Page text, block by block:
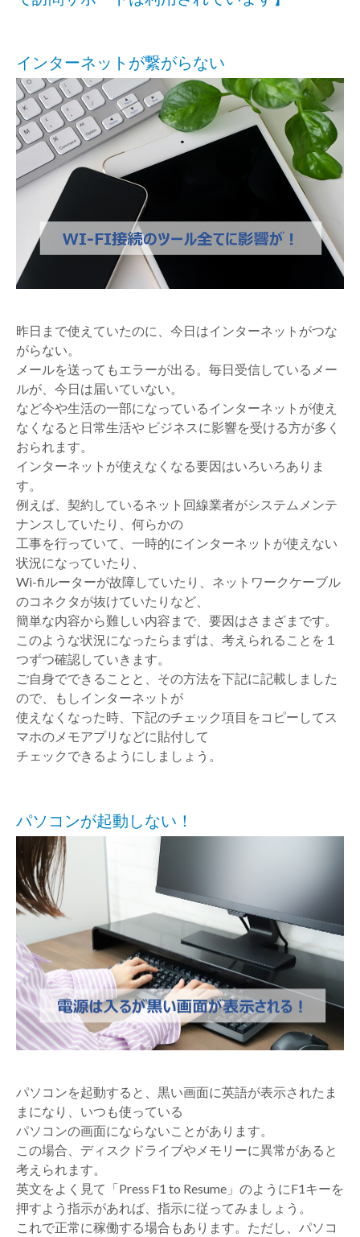
インターネットが繋がらない
昨日まで使えていたのに、今日はインターネットがつな
がらない。
メールを送ってもエラーが出る。毎日受信しているメー
ルが、今日は届いていない。
など今や生活の一部になっているインターネットが使え
なくなると日常生活や ビジネスに影響を受ける方が多く
おられます。
インターネットが使えなくなる要因はいろいろありま
す。
例えば、契約しているネット回線業者がシステムメンテ
ナンスしていたり、何らかの
工事を行っていて、一時的にインターネットが使えない
状況になっていたり、
Wi-fiルーターが故障していたり、ネットワークケーブル
のコネクタが抜けていたりなど、
簡単な内容から難しい内容まで、要因はさまざまです。
このような状況になったらまずは、考えられることを１
つずつ確認していきます。
ご自身でできることと、その方法を下記に記載しました
ので、もしインターネットが
使えなくなった時、下記のチェック項目をコピーしてス
マホのメモアプリなどに貼付して
チェックできるようにしましょう。
パソコンが起動しない！
パソコンを起動すると、黒い画面に英語が表示されたま
まになり、いつも使っている
パソコンの画面にならないことがあります。
この場合、ディスクドライブやメモリーに異常があると
考えられます。
英文をよく見て「Press F1 to Resume」のようにF1キーを
押すよう指示があれば、指示に従ってみましょう。
これで正常に稼働する場合もあります。ただし、パソコ